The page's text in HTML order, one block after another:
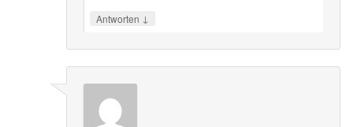
Antworten ↓